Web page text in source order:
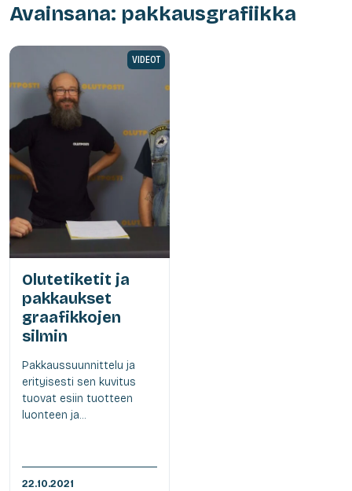
Avainsana: pakkausgrafiikka
VIDEOT
Olutetiketit ja
pakkaukset
graafikkojen
silmin
Pakkaussuunnittelu ja
erityisesti sen kuvitus
tuovat esiin tuotteen
luonteen ja...
22.10.2021